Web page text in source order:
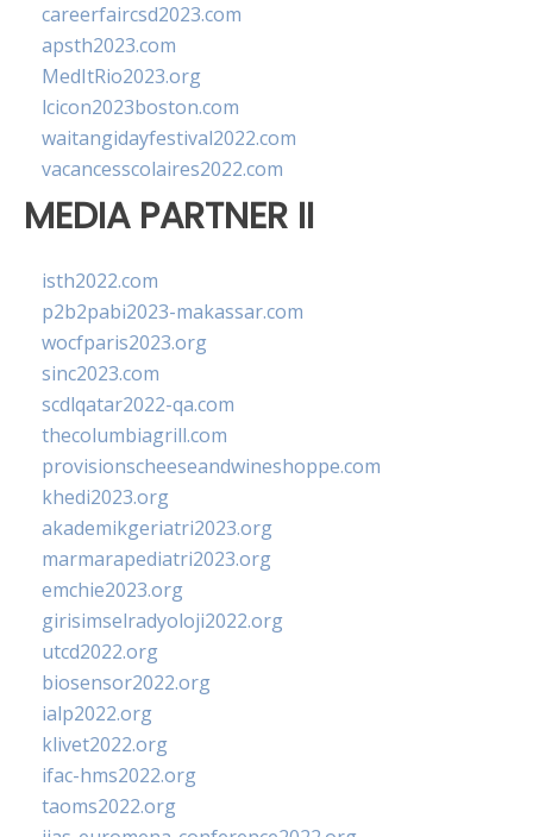
careerfaircsd2023.com
apsth2023.com
MedItRio2023.org
lcicon2023boston.com
waitangidayfestival2022.com
vacancesscolaires2022.com
MEDIA PARTNER II
isth2022.com
p2b2pabi2023-makassar.com
wocfparis2023.org
sinc2023.com
scdlqatar2022-qa.com
thecolumbiagrill.com
provisionscheeseandwineshoppe.com
khedi2023.org
akademikgeriatri2023.org
marmarapediatri2023.org
emchie2023.org
girisimselradyoloji2022.org
utcd2022.org
biosensor2022.org
ialp2022.org
klivet2022.org
ifac-hms2022.org
taoms2022.org